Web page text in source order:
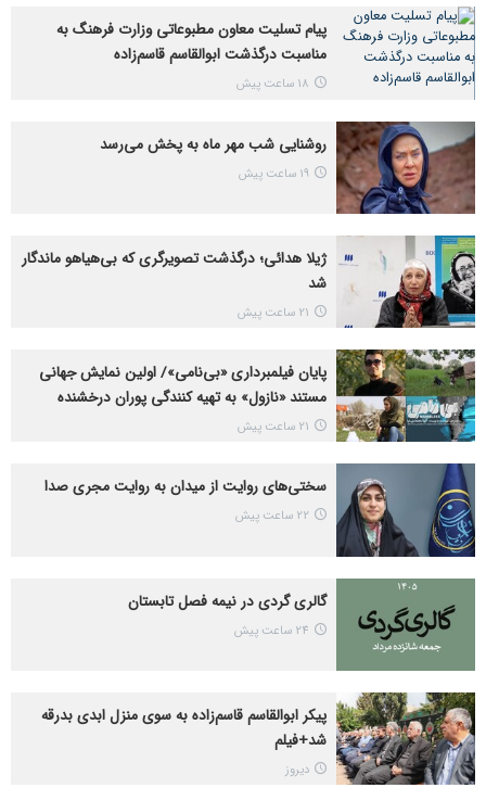
پیام تسلیت معاون مطبوعاتی وزارت فرهنگ به
مناسبت درگذشت ابوالقاسم قاسم‌زاده
18 ساعت پیش
روشنایی شب مهر ماه به پخش می‌رسد
19 ساعت پیش
ژیلا هدائی؛ درگذشت تصویرگری که بی‌هیاهو ماندگار
شد
21 ساعت پیش
پایان فیلمبرداری «بی‌نامی»/ اولین نمایش جهانی
مستند «نازول» به تهیه کنندگی پوران درخشنده
21 ساعت پیش
سختی‌های روایت از میدان به روایت مجری صدا
22 ساعت پیش
گالری گردی در نیمه فصل تابستان
24 ساعت پیش
پیکر ابوالقاسم قاسم‌زاده به سوی منزل ابدی بدرقه
شد+فیلم
دیروز